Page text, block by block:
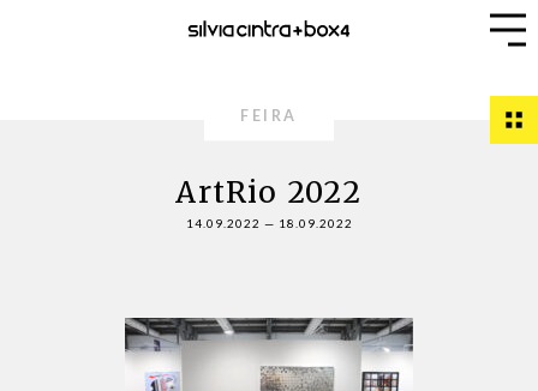
FEIRA
ArtRio 2022
14.09.2022 — 18.09.2022